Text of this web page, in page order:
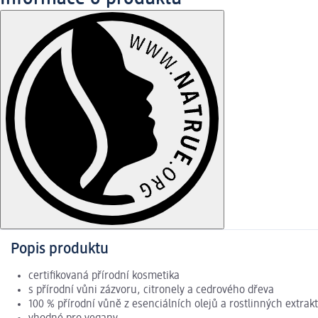
Popis produktu
certifikovaná přírodní kosmetika
s přírodní vůni zázvoru, citronely a cedrového dřeva
100 % přírodní vůně z esenciálních olejů a rostlinných